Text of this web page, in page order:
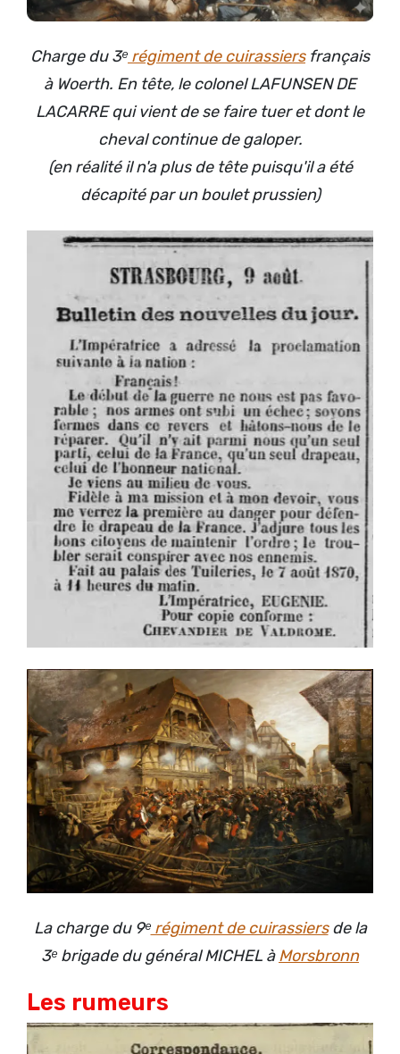
Charge du 3ᵉ régiment de cuirassiersfrançais
à Woerth. En tête, le colonel LAFUNSEN DE
LACARRE qui vient de se faire tuer et dont le
cheval continue de galoper.
(en réalité il n'a plus de tête puisqu'il a été
décapité par un boulet prussien)
La charge du 9ᵉrégiment de cuirassiersde la
3ᵉ brigade du général MICHEL àMorsbronn
Les rumeurs